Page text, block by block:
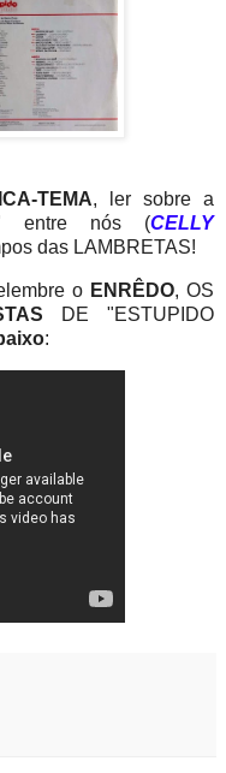
TEMA, ler sobre a
entre nós (CELLY
das LAMBRETAS!
o ENRÊDO, OS
DE "ESTUPIDO
: